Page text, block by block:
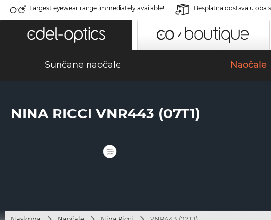
Largest eyewear range immediately available! Besplatna dostava u oba
Sunčane naočale Naočale
NINA RICCI VNR443 (07T1)